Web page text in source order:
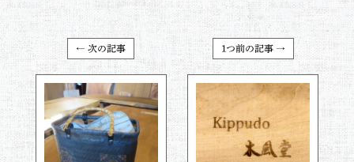
← 次の記事 1つ前の記事 →